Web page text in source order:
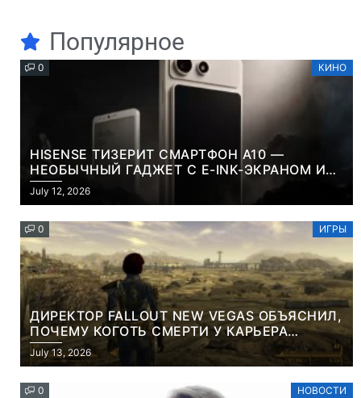
Популярное
0 КИНО
HISENSE ТИЗЕРИТ СМАРТФОН A10 —
НЕОБЫЧНЫЙ ГАДЖЕТ С E-INK-ЭКРАНОМ И
СЪЕМНОЙ LCD-ПАНЕЛЬЮ ДЛЯ ЦВЕТНОГО
КОНТЕНТА И СОЦСЕТЕЙ
July 12, 2026
0 ИГРЫ
ДИРЕКТОР FALLOUT NEW VEGAS ОБЪЯСНИЛ,
ПОЧЕМУ КОГОТЬ СМЕРТИ У КАРЬЕРА
НАМЕРЕННО СНОСИТ ВАМ ГОЛОВУ
July 13, 2026
0 НОВОСТИ